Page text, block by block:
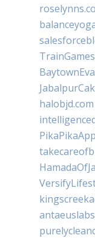
halobjd.com